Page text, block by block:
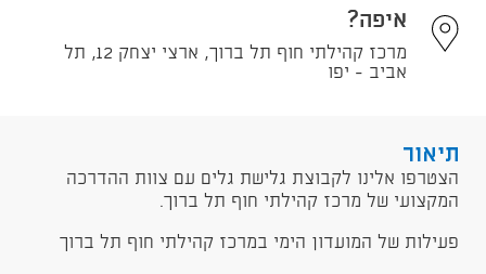
איפה?
מרכז קהילתי חוף תל ברוך, ארצי יצחק 12, תל
אביב - יפו
תיאור
הצטרפו אלינו לקבוצת גלישת גלים עם צוות ההדרכה
המקצועי של מרכז קהילתי חוף תל ברוך.
פעילות של המועדון הימי במרכז קהילתי חוף תל ברוך